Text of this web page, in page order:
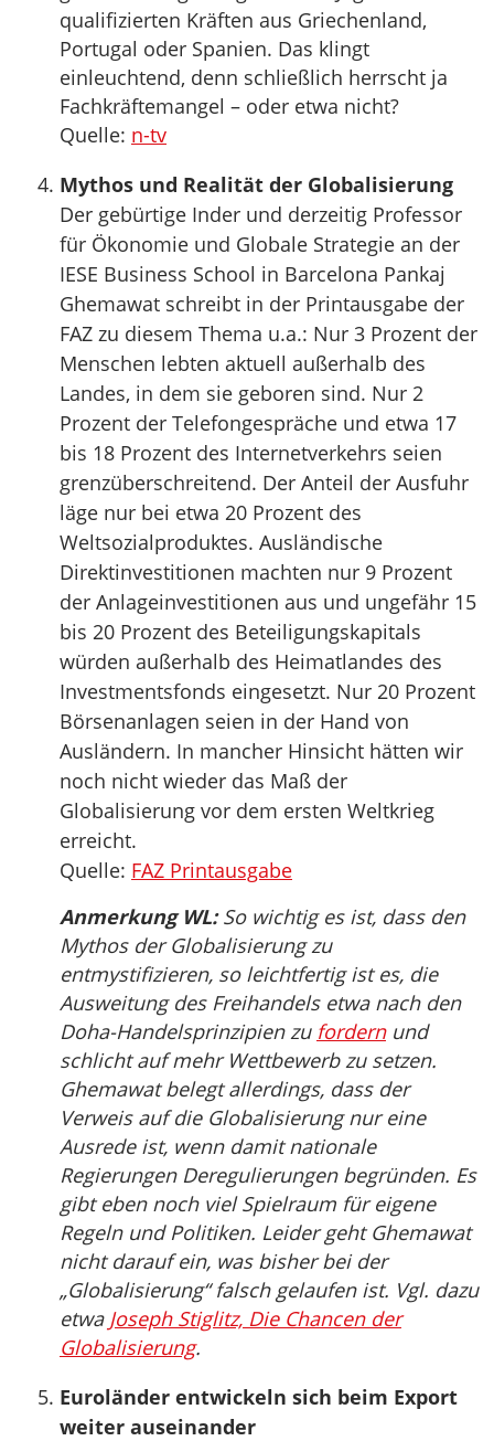
qualifizierten Kräften aus Griechenland,
Portugal oder Spanien. Das klingt
einleuchtend, denn schließlich herrscht ja
Fachkräftemangel – oder etwa nicht?
Quelle: n-tv
Mythos und Realität der Globalisierung
Der gebürtige Inder und derzeitig Professor
für Ökonomie und Globale Strategie an der
IESE Business School in Barcelona Pankaj
Ghemawat schreibt in der Printausgabe der
FAZ zu diesem Thema u.a.: Nur 3 Prozent der
Menschen lebten aktuell außerhalb des
Landes, in dem sie geboren sind. Nur 2
Prozent der Telefongespräche und etwa 17
bis 18 Prozent des Internetverkehrs seien
grenzüberschreitend. Der Anteil der Ausfuhr
läge nur bei etwa 20 Prozent des
Weltsozialproduktes. Ausländische
Direktinvestitionen machten nur 9 Prozent
der Anlageinvestitionen aus und ungefähr 15
bis 20 Prozent des Beteiligungskapitals
würden außerhalb des Heimatlandes des
Investmentsfonds eingesetzt. Nur 20 Prozent
Börsenanlagen seien in der Hand von
Ausländern. In mancher Hinsicht hätten wir
noch nicht wieder das Maß der
Globalisierung vor dem ersten Weltkrieg
erreicht.
Quelle: FAZ Printausgabe
Anmerkung WL:So wichtig es ist, dass den
Mythos der Globalisierung zu
entmystifizieren, so leichtfertig ist es, die
Ausweitung des Freihandels etwa nach den
Doha-Handelsprinzipien zu fordernund
schlicht auf mehr Wettbewerb zu setzen.
Ghemawat belegt allerdings, dass der
Verweis auf die Globalisierung nur eine
Ausrede ist, wenn damit nationale
Regierungen Deregulierungen begründen. Es
gibt eben noch viel Spielraum für eigene
Regeln und Politiken. Leider geht Ghemawat
nicht darauf ein, was bisher bei der
„Globalisierung“ falsch gelaufen ist. Vgl. dazu
etwa Joseph Stiglitz, Die Chancen der
Globalisierung.
Euroländer entwickeln sich beim Export
weiter auseinander